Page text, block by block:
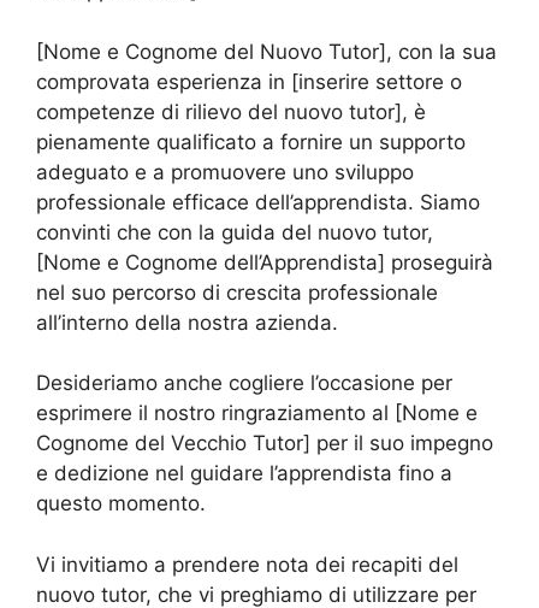
[Nome e Cognome del Nuovo Tutor], con la sua
comprovata esperienza in [inserire settore o
competenze di rilievo del nuovo tutor], è
pienamente qualificato a fornire un supporto
adeguato e a promuovere uno sviluppo
professionale efficace dell’apprendista. Siamo
convinti che con la guida del nuovo tutor,
[Nome e Cognome dell’Apprendista] proseguirà
nel suo percorso di crescita professionale
all’interno della nostra azienda.
Desideriamo anche cogliere l’occasione per
esprimere il nostro ringraziamento al [Nome e
Cognome del Vecchio Tutor] per il suo impegno
e dedizione nel guidare l’apprendista fino a
questo momento.
Vi invitiamo a prendere nota dei recapiti del
nuovo tutor, che vi preghiamo di utilizzare per